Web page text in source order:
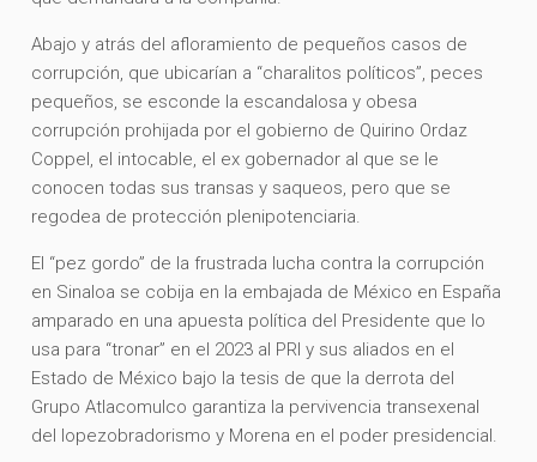
Abajo y atrás del afloramiento de pequeños casos de
corrupción, que ubicarían a “charalitos políticos”, peces
pequeños, se esconde la escandalosa y obesa
corrupción prohijada por el gobierno de Quirino Ordaz
Coppel, el intocable, el ex gobernador al que se le
conocen todas sus transas y saqueos, pero que se
regodea de protección plenipotenciaria.
El “pez gordo” de la frustrada lucha contra la corrupción
en Sinaloa se cobija en la embajada de México en España
amparado en una apuesta política del Presidente que lo
usa para “tronar” en el 2023 al PRI y sus aliados en el
Estado de México bajo la tesis de que la derrota del
Grupo Atlacomulco garantiza la pervivencia transexenal
del lopezobradorismo y Morena en el poder presidencial.